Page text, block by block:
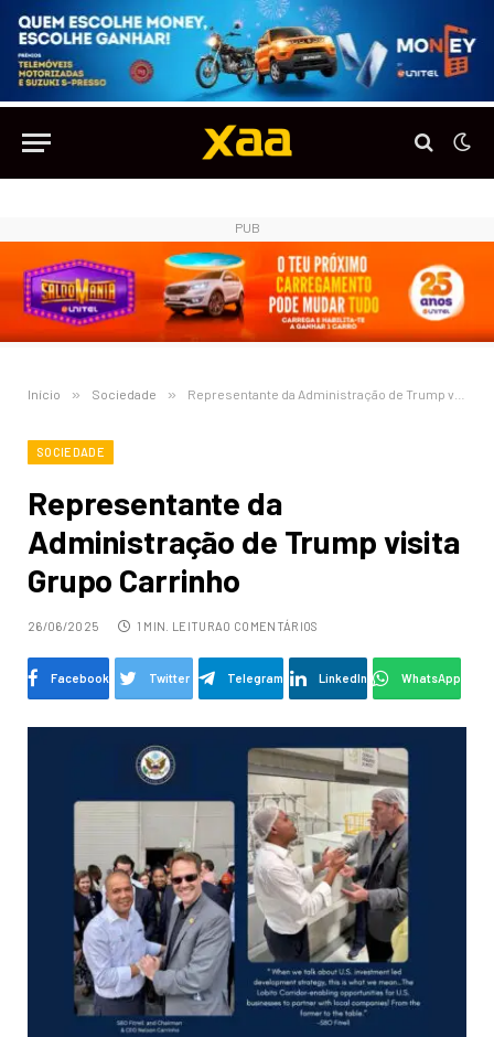
PUB
Início » Sociedade » Representante da Administração de Trump visita Grupo Carrinho
SOCIEDADE
Representante da
Administração de Trump visita
Grupo Carrinho
26/06/2025 1 MIN. LEITURA0 COMENTÁRIOS
Facebook Twitter Telegram LinkedIn WhatsApp